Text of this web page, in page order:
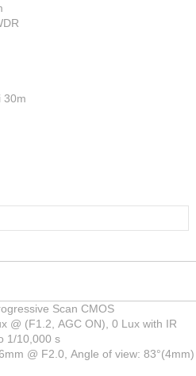
30m
Scan CMOS
@ (F1.2, AGC ON), 0 Lux with IR
1/10,000 s
@ F2.0, Angle of view: